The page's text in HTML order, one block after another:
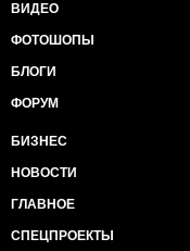
ВИДЕО
ФОТОШОПЫ
БЛОГИ
ФОРУМ
БИЗНЕС
НОВОСТИ
ГЛАВНОЕ
СПЕЦПРОЕКТЫ